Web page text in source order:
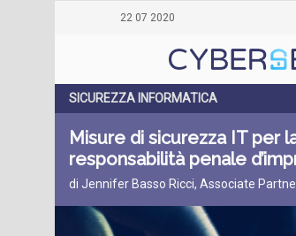
22 07 2020
SICUREZZA INFORMATICA
Misure di sicurezza IT per
responsabilità penale
di Jennifer Basso Ricci, Associate